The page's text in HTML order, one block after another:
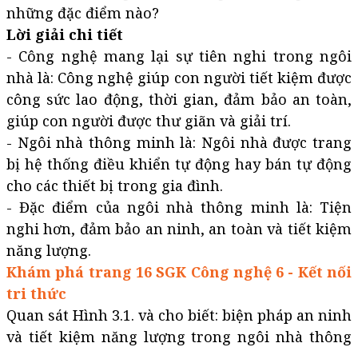
những đặc điểm nào?
Lời giải chi tiết
- Công nghệ mang lại sự tiên nghi trong ngôi
nhà là: Công nghệ giúp con người tiết kiệm được
công sức lao động, thời gian, đảm bảo an toàn,
giúp con người được thư giãn và giải trí.
- Ngôi nhà thông minh là: Ngôi nhà được trang
bị hệ thống điều khiển tự động hay bán tự động
cho các thiết bị trong gia đình.
- Đặc điểm của ngôi nhà thông minh là: Tiện
nghi hơn, đảm bảo an ninh, an toàn và tiết kiệm
năng lượng.
Khám phá trang 16 SGK Công nghệ 6 - Kết nối
tri thức
Quan sát Hình 3.1. và cho biết: biện pháp an ninh
và tiết kiệm năng lượng trong ngôi nhà thông